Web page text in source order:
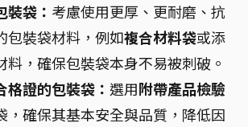
袋： 考慮使用更厚、更耐磨、抗
包裝袋材料，例如複合材料袋或添
料，確保包裝袋本身不易被刺破。
證的包裝袋： 選用附帶產品檢驗
，確保其基本安全與品質，降低因